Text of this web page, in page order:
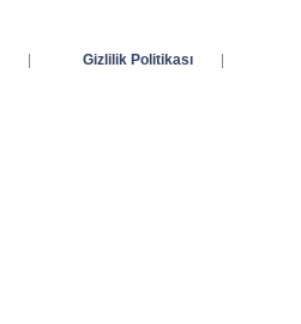
| Gizlilik Politikası
|